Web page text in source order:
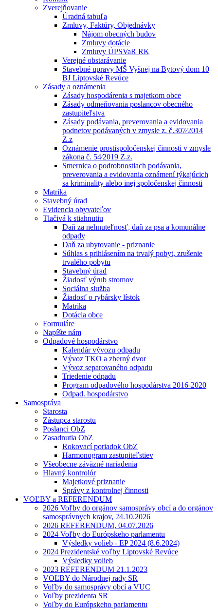
Zverejňovanie
Úradná tabuľa
Zmluvy, Faktúry, Objednávky
Nájom obecných budov
Zmluvy dotácie
Zmluvy ÚPSVaR RK
Verejné obstarávanie
Stavebné upravy MŠ Vyšnej na Bytový dom 10
BJ Liptovské Revúce
Zásady a oznámenia
Zásady hospodárenia s majetkom obce
Zásady odmeňovania poslancov obecného
zastupiteľstva
Zásady podávania, preverovania a evidovania
podnetov podávaných v zmysle z. č.307⁄2014
Z.z
Oznámenie prostispoločenskej činnosti v zmysle
zákona č. 54⁄2019 Z.z.
Smernica o podrobnostiach podávania,
preverovania a evidovania oznámení týkajúcich
sa kriminality alebo inej spoločenskej činnosti
Matrika
Stavebný úrad
Evidencia obyvateľov
Tlačivá k stiahnutiu
Daň za nehnuteľnosť, daň za psa a komunálne
odpady
Daň za ubytovanie - priznanie
Súhlas s prihlásením na trvalý pobyt, zrušenie
trvalého pobytu
Stavebný úrad
Žiadosť výrub stromov
Sociálna služba
Žiadosť o rybársky lístok
Matrika
Dotácia obce
Formuláre
Napíšte nám
Odpadové hospodárstvo
Kalendár vývozu odpadu
Vývoz TKO a zberný dvor
Vývoz separovaného odpadu
Triedenie odpadu
Program odpadového hospodárstva 2016-2020
Odpad. hospodárstvo
Samospráva
Starosta
Zástupca starostu
Poslanci ObZ
Zasadnutia ObZ
Rokovací poriadok ObZ
Harmonogram zastupiteľstiev
Všeobecne záväzné nariadenia
Hlavný kontrolór
Majetkové priznanie
Správy z kontrolnej činnosti
VOĽBY a REFERENDUM
2026 Voľby do orgánov samosprávy obcí a do orgánov
samosprávnych krajov, 24.10.2026
2026 REFERENDUM, 04.07.2026
2024 Voľby do Európskeho parlamentu
Výsledky volieb - EP 2024 (8.6.2024)
2024 Prezidentské voľby Liptovské Revúce
Výsledky volieb
2023 REFERENDUM 21.1.2023
VOĽBY do Národnej rady SR
Voľby do samosprávy obcí a VUC
Voľby prezidenta SR
Voľby do Európskeho parlamentu